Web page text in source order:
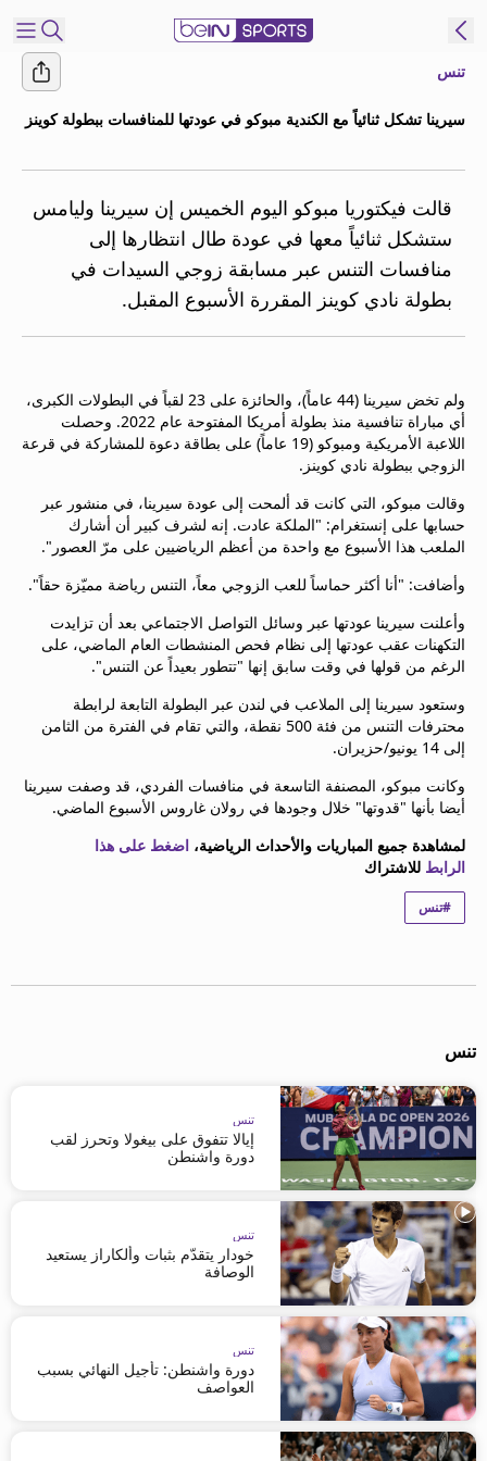
النسخة
MENA
إدارة
التنبيهات
النشرة
الإخبارية
اتصل بنا
beIN CONNECT
beIN MEDIA GROUP
ترددات beIN SPORTS
الأسئلة الأكثر شيوعاً
دليل التلفاز
احصل على beIN
معلومات عن هذا الموقع
تنس
سيرينا تشكل ثنائياً مع الكندية مبوكو في عودتها للمنافسات ببطولة كوينز
قالت فيكتوريا مبوكو اليوم الخميس إن سيرينا وليامس
ستشكل ثنائياً معها في عودة طال انتظارها إلى
منافسات التنس عبر مسابقة زوجي السيدات في
بطولة نادي كوينز المقررة الأسبوع المقبل.
ولم تخض سيرينا (44 عاماً)، والحائزة على 23 لقباً في البطولات الكبرى،
أي مباراة تنافسية منذ بطولة أمريكا المفتوحة عام 2022. وحصلت
اللاعبة الأمريكية ومبوكو (19 عاماً) على بطاقة دعوة للمشاركة في قرعة
الزوجي ببطولة نادي كوينز.
وقالت مبوكو، التي كانت قد ألمحت إلى عودة سيرينا، في منشور عبر
حسابها على إنستغرام: "الملكة عادت. إنه لشرف كبير أن أشارك
الملعب هذا الأسبوع مع واحدة من أعظم الرياضيين على مرّ العصور".
وأضافت: "أنا أكثر حماساً للعب الزوجي معاً، التنس رياضة مميّزة حقاً".
وأعلنت سيرينا عودتها عبر وسائل التواصل الاجتماعي بعد أن تزايدت
التكهنات عقب عودتها إلى نظام فحص المنشطات العام الماضي، على
الرغم من قولها في وقت سابق إنها "تتطور بعيداً عن التنس".
وستعود سيرينا إلى الملاعب في لندن عبر البطولة التابعة لرابطة
محترفات التنس من فئة 500 نقطة، والتي تقام في الفترة من الثامن
إلى 14 يونيو/حزيران.
وكانت مبوكو، المصنفة التاسعة في منافسات الفردي، قد وصفت سيرينا
أيضا بأنها "قدوتها" خلال وجودها في رولان غاروس الأسبوع الماضي.
لمشاهدة جميع المباريات والأحداث الرياضية، اضغط على هذا
الرابط للاشتراك
#تنس
تنس
تنس
إيالا تتفوق على بيغولا وتحرز لقب
دورة واشنطن
تنس
خودار يتقدّم بثبات وألكاراز يستعيد
الوصافة
تنس
دورة واشنطن: تأجيل النهائي بسبب
العواصف